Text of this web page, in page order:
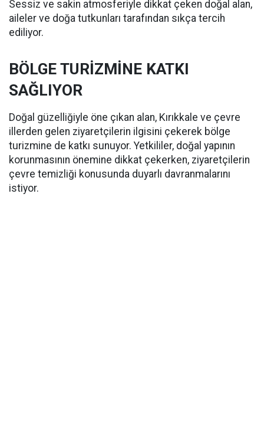
Sessiz ve sakin atmosferiyle dikkat çeken doğal alan,
aileler ve doğa tutkunları tarafından sıkça tercih
ediliyor.
BÖLGE TURİZMİNE KATKI
SAĞLIYOR
Doğal güzelliğiyle öne çıkan alan, Kırıkkale ve çevre
illerden gelen ziyaretçilerin ilgisini çekerek bölge
turizmine de katkı sunuyor. Yetkililer, doğal yapının
korunmasının önemine dikkat çekerken, ziyaretçilerin
çevre temizliği konusunda duyarlı davranmalarını
istiyor.